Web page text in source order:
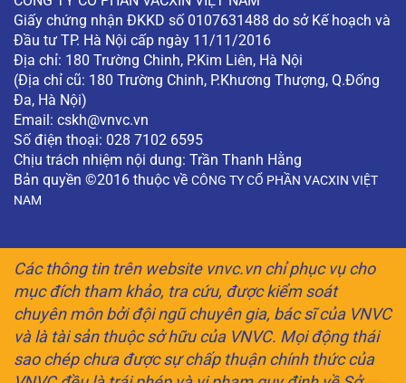
Giấy chứng nhận ĐKKD số 0107631488 do sở Kế hoạch và
Đầu tư TP. Hà Nội cấp ngày 11/11/2016
Địa chỉ: 180 Trường Chinh, P.Kim Liên, Hà Nội
(Địa chỉ cũ: 180 Trường Chinh, P.Khương Thượng, Q.Đống
Đa, Hà Nội)
Email: cskh@vnvc.vn
Số điện thoại: 028 7102 6595
Chịu trách nhiệm nội dung: Trần Thanh Hằng
Bản quyền ©2016 thuộc về CÔNG TY CỔ PHẦN VACXIN VIỆT
NAM
Các thông tin trên website vnvc.vn chỉ phục vụ cho
mục đích tham khảo, tra cứu, được kiểm soát
chuyên môn bởi đội ngũ chuyên gia, bác sĩ của VNVC
và là tài sản thuộc sở hữu của VNVC. Mọi động thái
sao chép chưa được sự chấp thuận chính thức của